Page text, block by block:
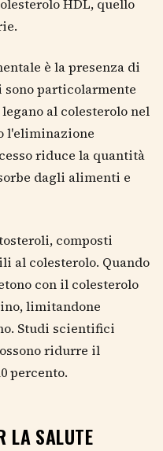
HDL, quello
è la presenza di
particolarmente
al colesterolo nel
l'eliminazione
riduce la quantità
dagli alimenti e
composti
al colesterolo. Quando
con il colesterolo
limitandone
Studi scientifici
ridurre il
percento.
LA SALUTE